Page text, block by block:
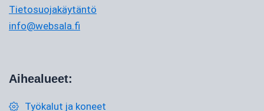
Tietosuojakäytäntö
info@websala.fi
Aihealueet:
Työkalut ja koneet